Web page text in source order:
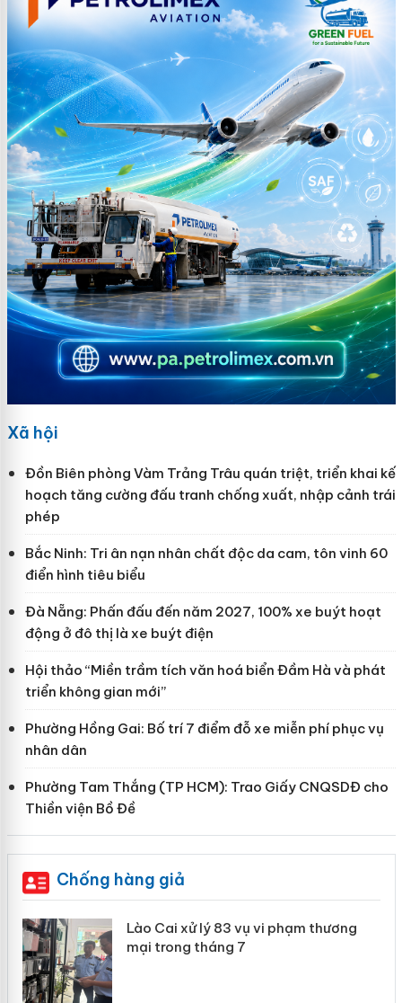
Xã hội
Đồn Biên phòng Vàm Trảng Trâu quán triệt, triển khai kế
hoạch tăng cường đấu tranh chống xuất, nhập cảnh trái
phép
Bắc Ninh: Tri ân nạn nhân chất độc da cam, tôn vinh 60
điển hình tiêu biểu
Đà Nẵng: Phấn đấu đến năm 2027, 100% xe buýt hoạt
động ở đô thị là xe buýt điện
Hội thảo “Miền trầm tích văn hoá biển Đầm Hà và phát
triển không gian mới”
Phường Hồng Gai: Bố trí 7 điểm đỗ xe miễn phí phục vụ
nhân dân
Phường Tam Thắng (TP HCM): Trao Giấy CNQSDĐ cho
Thiền viện Bồ Đề
Chống hàng giả
Lào Cai xử lý 83 vụ vi phạm thương
mại trong tháng 7